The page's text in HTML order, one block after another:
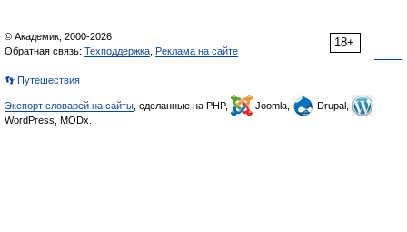
18+
© Академик, 2000-2026
Обратная связь: Техподдержка Реклама на сайте
👣 Путешествия
Экспорт словарей на сайты , сделанные на PHP, Joomla,
Drupal,
WordPress, MODx.